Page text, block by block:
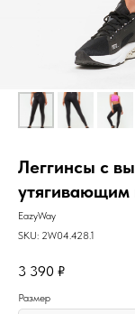
Леггинсы с
утягивающим
EazyWay
SKU: 2W04.428.1
3 390 ₽
Размер